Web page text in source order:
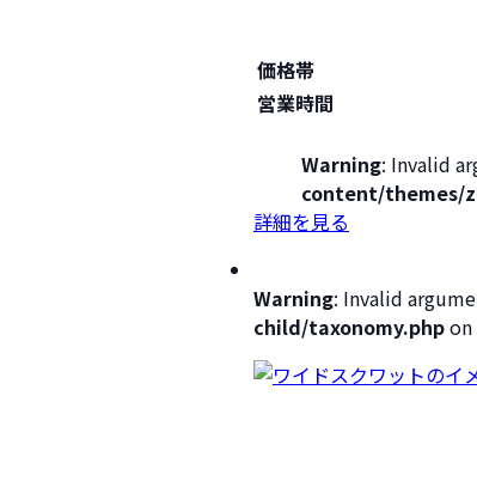
価格帯
営業時間
Warning: Invalid
content/themes/
詳細を見る
Warning: Invalid
child/taxonomy.php